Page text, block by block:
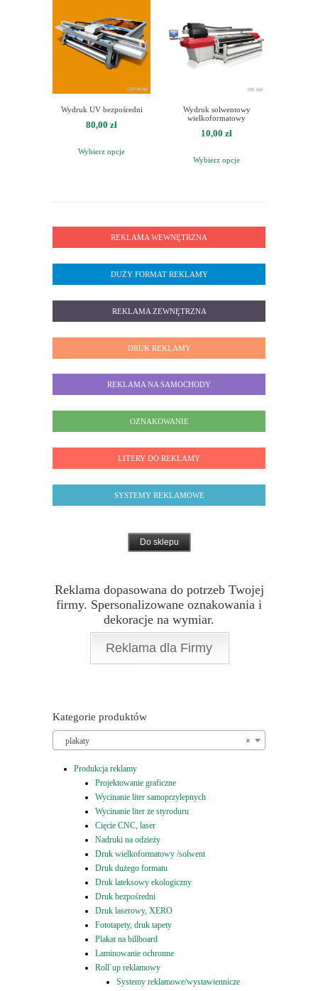
Wydruk UV bezpośredni
80,00 zł
Wybierz opcje
Wydruk solwentowy
wielkoformatowy
10,00 zł
Wybierz opcje
REKLAMA WEWNĘTRZNA
DUŻY FORMAT REKLAMY
REKLAMA ZEWNĘTRZNA
DRUK REKLAMY
REKLAMA NA SAMOCHODY
OZNAKOWANIE
LITERY DO REKLAMY
SYSTEMY REKLAMOWE
Do sklepu
Reklama dopasowana do potrzeb Twojej
firmy. Spersonalizowane oznakowania i
dekoracje na wymiar.
Reklama dla Firmy
Kategorie produktów
×
plakaty
Produkcja reklamy
Projektowanie graficzne
Wycinanie liter samoprzylepnych
Wycinanie liter ze styroduru
Cięcie CNC, laser
Nadruki na odzieży
Druk wielkoformatowy /solwent
Druk dużego formatu
Druk lateksowy ekologiczny
Druk bezpośredni
Druk laserowy, XERO
Fototapety, druk tapety
Plakat na billboard
Laminowanie ochronne
Roll`up reklamowy
Systemy reklamowe/wystawiennicze